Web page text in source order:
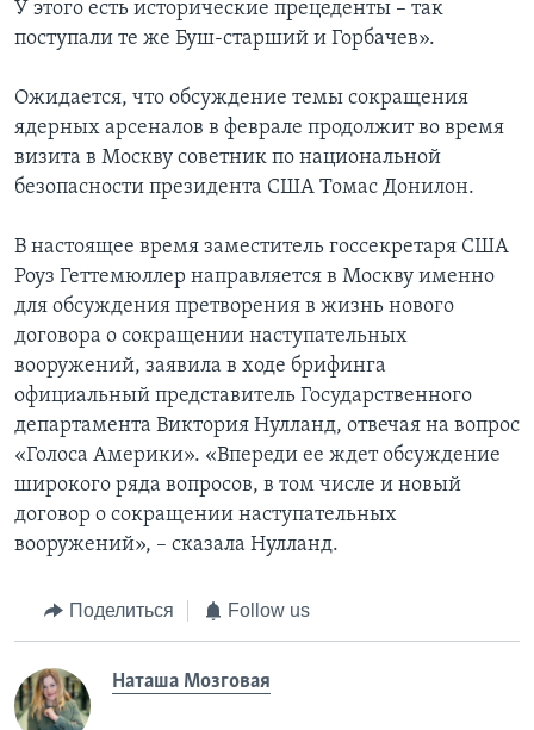
У этого есть исторические прецеденты – так
поступали те же Буш-старший и Горбачев».
Ожидается, что обсуждение темы сокращения
ядерных арсеналов в феврале продолжит во время
визита в Москву советник по национальной
безопасности президента США Томас Донилон.
В настоящее время заместитель госсекретаря США
Роуз Геттемюллер направляется в Москву именно
для обсуждения претворения в жизнь нового
договора о сокращении наступательных
вооружений, заявила в ходе брифинга
официальный представитель Государственного
департамента Виктория Нулланд, отвечая на вопрос
«Голоса Америки». «Впереди ее ждет обсуждение
широкого ряда вопросов, в том числе и новый
договор о сокращении наступательных
вооружений», – сказала Нулланд.
Поделиться Follow us
Наташа Мозговая